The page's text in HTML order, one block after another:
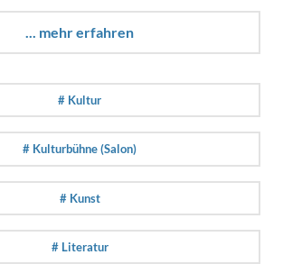
... mehr erfahren
# Kultur
# Kulturbühne (Salon)
# Kunst
# Literatur